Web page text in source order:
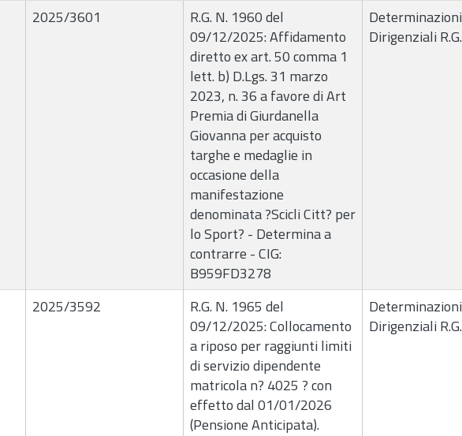
2025/3601
R.G. N. 1960 del
09/12/2025: Affidamento
diretto ex art. 50 comma 1
lett. b) D.Lgs. 31 marzo
2023, n. 36 a favore di Art
Premia di Giurdanella
Giovanna per acquisto
targhe e medaglie in
occasione della
manifestazione
denominata ?Scicli Citt? per
lo Sport? - Determina a
contrarre - CIG:
B959FD3278
Determinazioni
Dirigenziali R.G.
2025/3592
R.G. N. 1965 del
09/12/2025: Collocamento
a riposo per raggiunti limiti
di servizio dipendente
matricola n? 4025 ? con
effetto dal 01/01/2026
(Pensione Anticipata).
Determinazioni
Dirigenziali R.G.